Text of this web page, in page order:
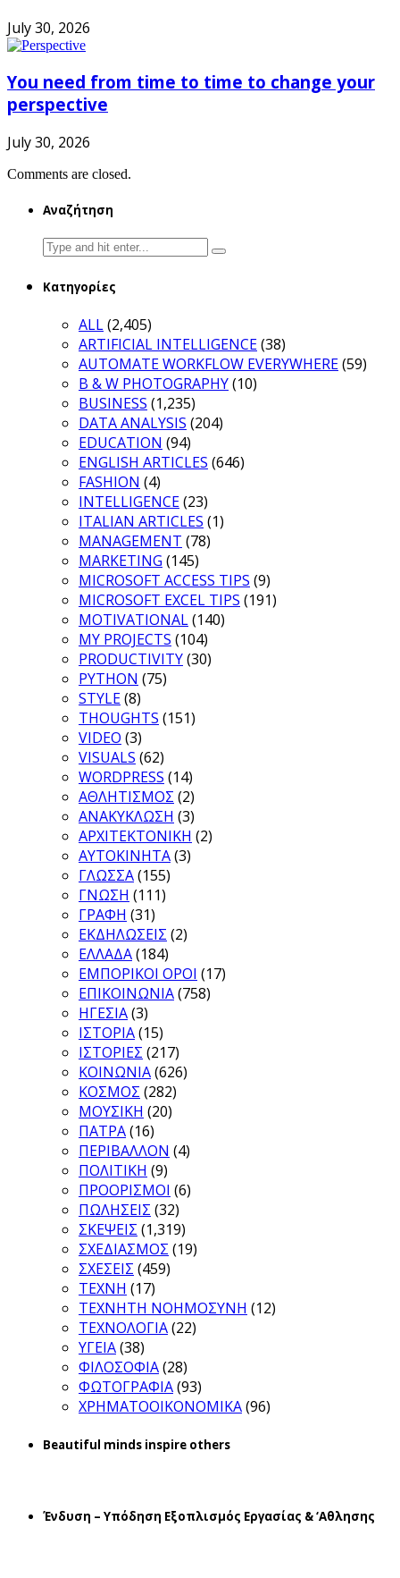
July 30, 2026
You need from time to time to change your
perspective
July 30, 2026
Comments are closed.
Αναζήτηση
Search
for:
Κατηγορίες
ALL(2,405)
ARTIFICIAL INTELLIGENCE(38)
AUTOMATE WORKFLOW EVERYWHERE(59)
B & W PHOTOGRAPHY(10)
BUSINESS (1,235)
DATA ANALYSIS (204)
EDUCATION (94)
ENGLISH ARTICLES (646)
FASHION (4)
INTELLIGENCE(23)
ITALIAN ARTICLES (1)
MANAGEMENT (78)
MARKETING (145)
MICROSOFT ACCESS TIPS (9)
MICROSOFT EXCEL TIPS (191)
MOTIVATIONAL(140)
MY PROJECTS (104)
PRODUCTIVITY(30)
PYTHON (75)
STYLE(8)
THOUGHTS (151)
VIDEO (3)
VISUALS (62)
WORDPRESS (14)
ΑΘΛΗΤΙΣΜΟΣ (2)
ΑΝΑΚΥΚΛΩΣΗ (3)
ΑΡΧΙΤΕΚΤΟΝΙΚΗ (2)
ΑΥΤΟΚΙΝΗΤΑ(3)
ΓΛΩΣΣΑ(155)
ΓΝΩΣΗ (111)
ΓΡΑΦΗ (31)
ΕΚΔΗΛΩΣΕΙΣ (2)
ΕΛΛΑΔΑ(184)
ΕΜΠΟΡΙΚΟΙ ΟΡΟΙ (17)
ΕΠΙΚΟΙΝΩΝΙΑ(758)
ΗΓΕΣΙΑ(3)
ΙΣΤΟΡΙΑ(15)
ΙΣΤΟΡΙΕΣ (217)
ΚΟΙΝΩΝΙΑ(626)
ΚΟΣΜΟΣ (282)
ΜΟΥΣΙΚΗ (20)
ΠΑΤΡΑ(16)
ΠΕΡΙΒΑΛΛΟΝ (4)
ΠΟΛΙΤΙΚΗ (9)
ΠΡΟΟΡΙΣΜΟΙ (6)
ΠΩΛΗΣΕΙΣ (32)
ΣΚΕΨΕΙΣ (1,319)
ΣΧΕΔΙΑΣΜΟΣ (19)
ΣΧΕΣΕΙΣ (459)
ΤΕΧΝΗ (17)
ΤΕΧΝΗΤΗ ΝΟΗΜΟΣΥΝΗ (12)
ΤΕΧΝΟΛΟΓΙΑ(22)
ΥΓΕΙΑ(38)
ΦΙΛΟΣΟΦΙΑ(28)
ΦΩΤΟΓΡΑΦΙΑ(93)
ΧΡΗΜΑΤΟΟΙΚΟΝΟΜΙΚΑ(96)
Beautiful minds inspire others
Ένδυση – Υπόδηση Εξοπλισμός Εργασίας & ‘Aθλησης